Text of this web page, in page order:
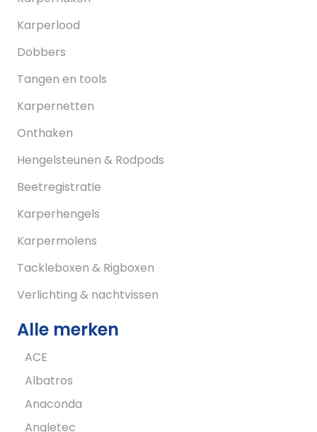
Karperlood
Dobbers
Tangen en tools
Karpernetten
Onthaken
Hengelsteunen & Rodpods
Beetregistratie
Karperhengels
Karpermolens
Tackleboxen & Rigboxen
Verlichting & nachtvissen
Alle merken
ACE
Albatros
Anaconda
Angletec